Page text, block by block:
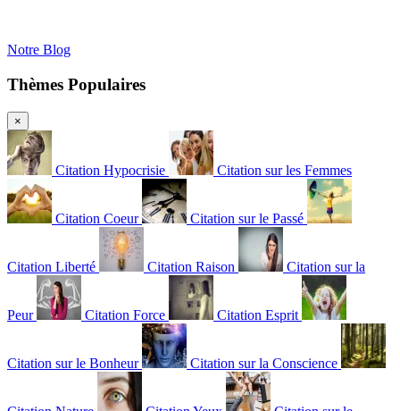
Notre Blog
Thèmes Populaires
×
Citation Hypocrisie Citation sur les Femmes
Citation Coeur Citation sur le Passé
Citation Liberté Citation Raison Citation sur la
Peur Citation Force Citation Esprit
Citation sur le Bonheur Citation sur la Conscience